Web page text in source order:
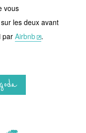
vous
les deux avant
par Airbnb .